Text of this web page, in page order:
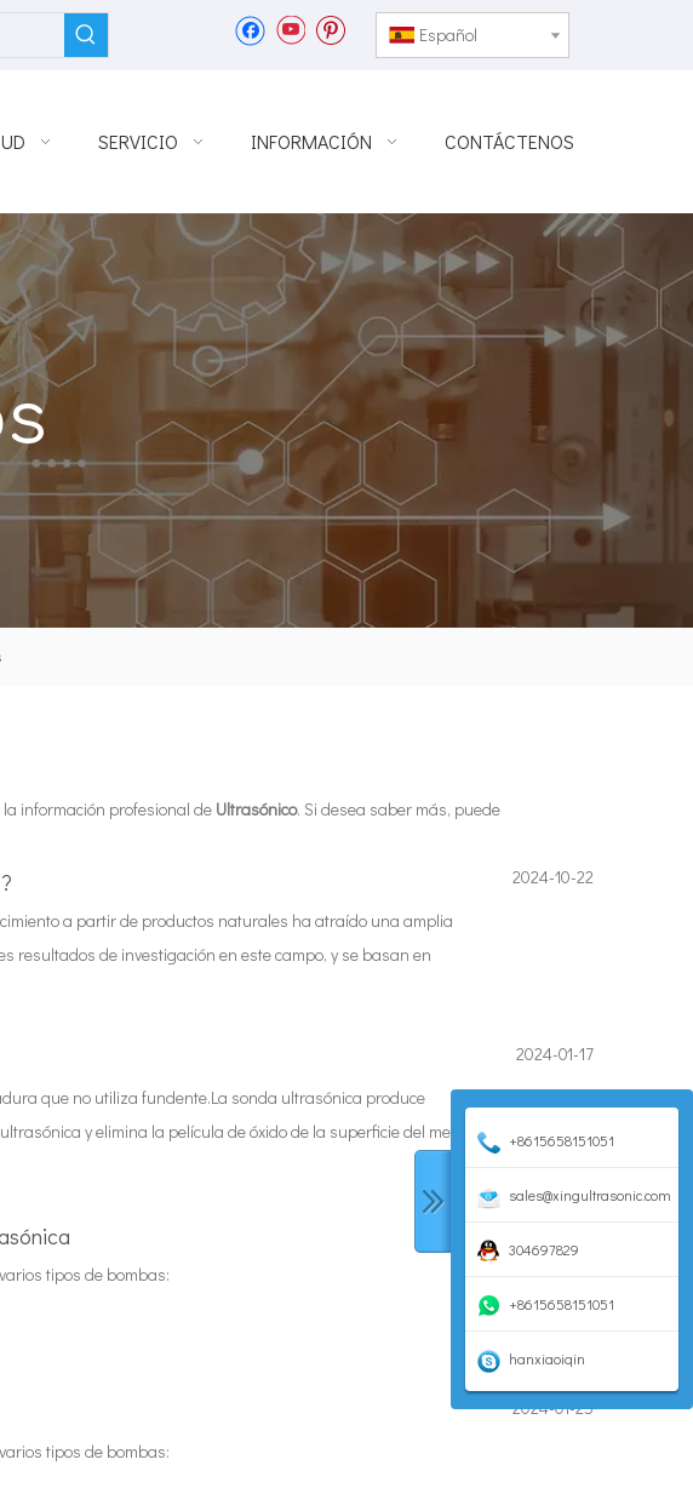
Español
SERVICIO INFORMACIÓN CONTÁCTENOS
información profesional de Ultrasónico. Si desea saber más, puede
a partir de productos naturales ha atraído una amplia
resultados de investigación en este campo, y se basan en
2024-10-22
que no utiliza fundente.La sonda ultrasónica produce
y elimina la película de óxido de la superficie del metal
2024-01-17
tipos de bombas:
tipos de bombas:
2024-01-25
+8615658151051
sales@xingultrasonic.com
304697829
+8615658151051
hanxiaoiqin